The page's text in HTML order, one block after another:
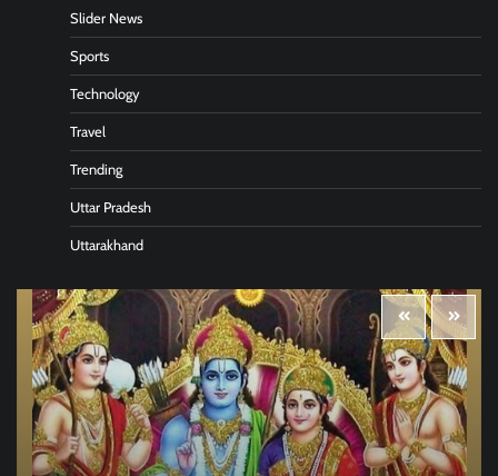
Slider News
Sports
Technology
Travel
Trending
Uttar Pradesh
Uttarakhand